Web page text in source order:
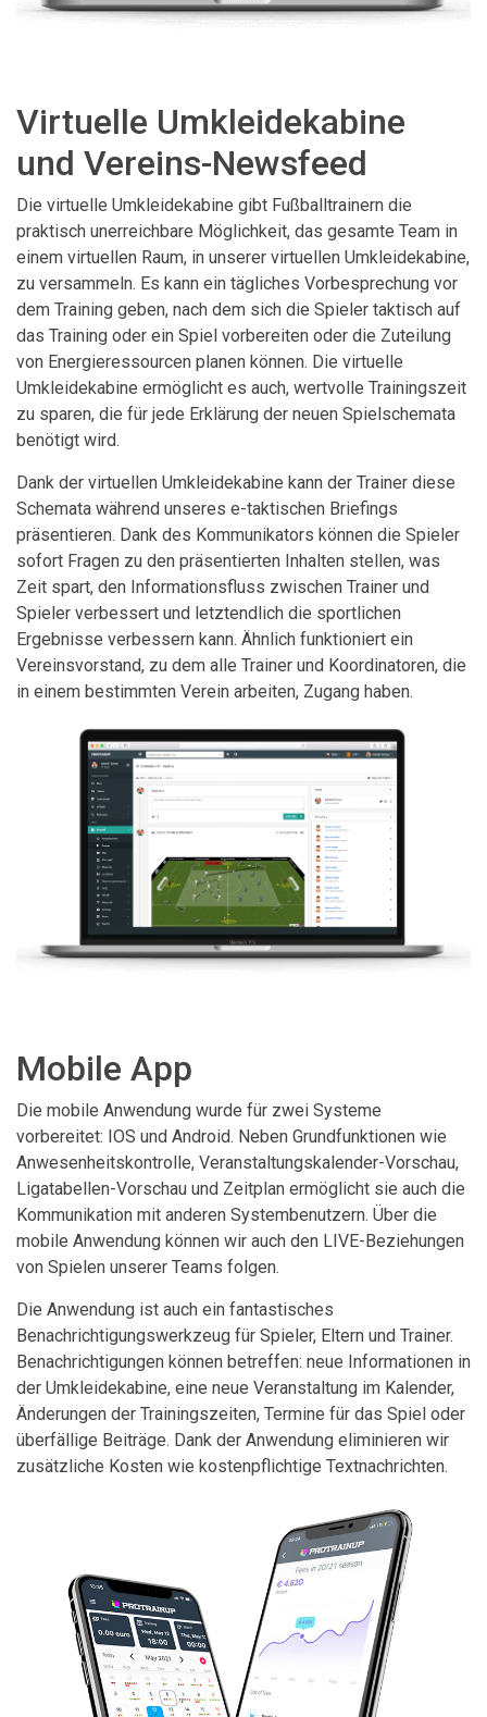
Virtuelle Umkleidekabine
und Vereins-Newsfeed
Die virtuelle Umkleidekabine gibt Fußballtrainern die
praktisch unerreichbare Möglichkeit, das gesamte Team in
einem virtuellen Raum, in unserer virtuellen Umkleidekabine,
zu versammeln. Es kann ein tägliches Vorbesprechung vor
dem Training geben, nach dem sich die Spieler taktisch auf
das Training oder ein Spiel vorbereiten oder die Zuteilung
von Energieressourcen planen können. Die virtuelle
Umkleidekabine ermöglicht es auch, wertvolle Trainingszeit
zu sparen, die für jede Erklärung der neuen Spielschemata
benötigt wird.
Dank der virtuellen Umkleidekabine kann der Trainer diese
Schemata während unseres e-taktischen Briefings
präsentieren. Dank des Kommunikators können die Spieler
sofort Fragen zu den präsentierten Inhalten stellen, was
Zeit spart, den Informationsfluss zwischen Trainer und
Spieler verbessert und letztendlich die sportlichen
Ergebnisse verbessern kann. Ähnlich funktioniert ein
Vereinsvorstand, zu dem alle Trainer und Koordinatoren, die
in einem bestimmten Verein arbeiten, Zugang haben.
Mobile App
Die mobile Anwendung wurde für zwei Systeme
vorbereitet: IOS und Android. Neben Grundfunktionen wie
Anwesenheitskontrolle, Veranstaltungskalender-Vorschau,
Ligatabellen-Vorschau und Zeitplan ermöglicht sie auch die
Kommunikation mit anderen Systembenutzern. Über die
mobile Anwendung können wir auch den LIVE-Beziehungen
von Spielen unserer Teams folgen.
Die Anwendung ist auch ein fantastisches
Benachrichtigungswerkzeug für Spieler, Eltern und Trainer.
Benachrichtigungen können betreffen: neue Informationen in
der Umkleidekabine, eine neue Veranstaltung im Kalender,
Änderungen der Trainingszeiten, Termine für das Spiel oder
überfällige Beiträge. Dank der Anwendung eliminieren wir
zusätzliche Kosten wie kostenpflichtige Textnachrichten.